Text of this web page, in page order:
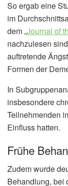
So ergab eine
im
dem „Journal of
nachzulesen
auftretende
Formen der
In
insbesondere
Teilnehmenden
Einfluss hatten.
Frühe
Zudem wurde
Behandlung, bei